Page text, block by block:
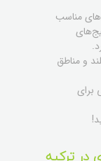
مناسب
و مناطق
برای